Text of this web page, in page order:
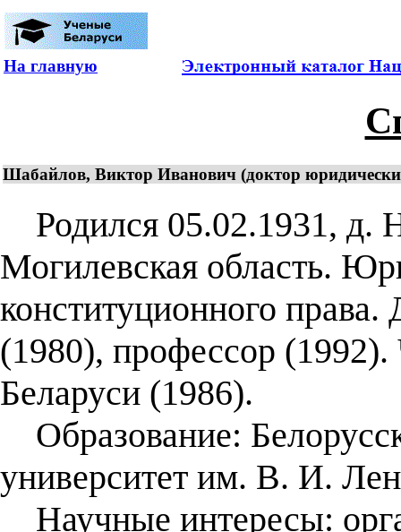
На главную
Шабайлов, Виктор Иванович (доктор
Родился 05.02.1931, д.
Могилевская область.
конституционного
(1980), профессор
Беларуси (1986).
Образование:
университет им. В. И.
Научные интересы: